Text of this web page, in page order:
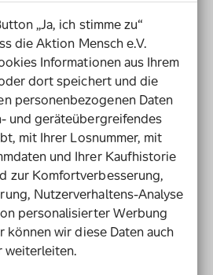
Fachkräftesicherung
Neue Wege In Der
„Ja, ich stimme zu“
die Aktion Mensch e.V.
Informationen aus Ihrem
dort speichert und die
personenbezogenen Daten
und geräteübergreifendes
mit Ihrer Losnummer, mit
und Ihrer Kaufhistorie
zur Komfortverbesserung,
Nutzerverhaltens-Analyse
personalisierter Werbung
wir diese Daten auch
weiterleiten.